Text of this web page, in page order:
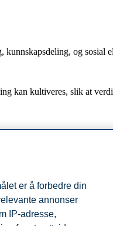
og sosial
kan kultiveres, slik at
NHH, i tillegg til å være en
tema innen ledelse.
er å forbedre din
annonser
IP-adresse,